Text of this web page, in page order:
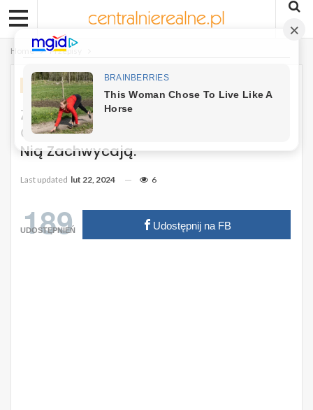
Home Przepisy
PRZEPISY
Zapiekanka Po Francusku- Bardzo
Często Ją Przygotowuje. Moi Bliscy Się
Nią Zachwycają.
Last updated lut 22, 2024 6
189
UDOSTĘPNIEŃ Udostępnij na FB